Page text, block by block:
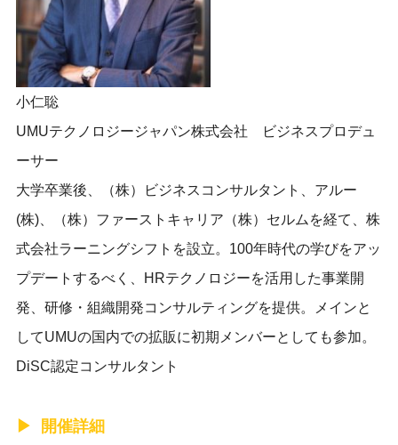
小仁聡
UMUテクノロジージャパン株式会社 ビジネスプロデュ
ーサー
大学卒業後、（株）ビジネスコンサルタント、アルー
(株)、（株）ファーストキャリア（株）セルムを経て、株
式会社ラーニングシフトを設立。100年時代の学びをアッ
プデートするべく、HRテクノロジーを活用した事業開
発、研修・組織開発コンサルティングを提供。メインと
してUMUの国内での拡販に初期メンバーとしても参加。
DiSC認定コンサルタント
開催詳細